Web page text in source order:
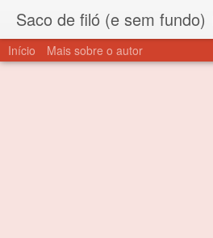
Saco de filó (e sem fundo)
Início Mais sobre o autor